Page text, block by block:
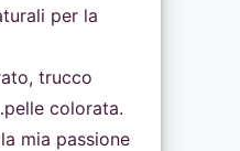
per la
trucco
colorata.
mia passione